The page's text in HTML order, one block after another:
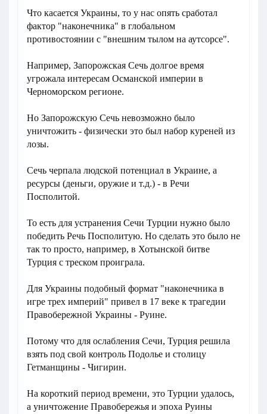
Что касается Украины, то у нас опять сработал
фактор "наконечника" в глобальном
противостоянии с "внешним тылом на аутсорсе".
Например, Запорожская Сечь долгое время
угрожала интересам Османской империи в
Черноморском регионе.
Но Запорожскую Сечь невозможно было
уничтожить - физически это был набор куреней из
лозы.
Сечь черпала людской потенциал в Украине, а
ресурсы (деньги, оружие и т.д.) - в Речи
Посполитой.
То есть для устранения Сечи Турции нужно было
победить Речь Посполитую. Но сделать это было не
так то просто, например, в Хотынской битве
Турция с треском проиграла.
Для Украины подобный формат "наконечника в
игре трех империй" привел в 17 веке к трагедии
Правобережной Украины - Руине.
Потому что для ослабления Сечи, Турция решила
взять под свой контроль Подолье и столицу
Гетманщины - Чигирин.
На короткий период времени, это Турции удалось,
а уничтожение Правобережья и эпоха Руины